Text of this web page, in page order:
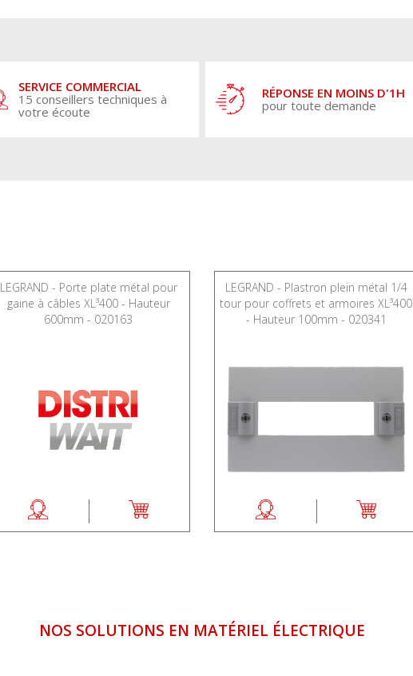
SERVICE COMMERCIAL
15 conseillers techniques à
votre écoute
RÉPONSE EN MOINS D'1H
pour toute demande
LEGRAND - Porte plate métal pour
gaine à câbles XL³400 - Hauteur
600mm - 020163
LEGRAND - Plastron plein métal 1/4
tour pour coffrets et armoires XL³400
- Hauteur 100mm - 020341
NOS SOLUTIONS EN MATÉRIEL ÉLECTRIQUE